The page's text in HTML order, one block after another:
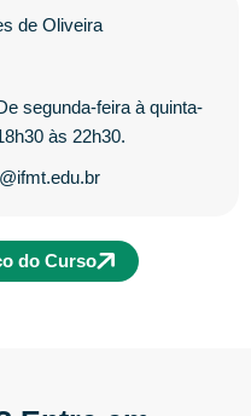
de Oliveira
segunda-feira à quinta-
às 22h30.
do Curso